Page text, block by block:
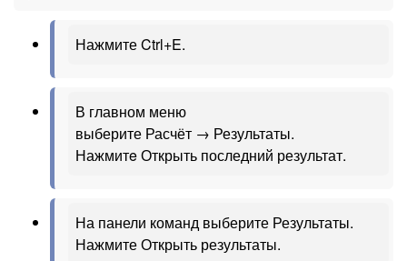
Нажмите Ctrl+E.
В главном меню
выберите Расчёт → Результаты.
Нажмитe Открыть последний результат.
На панели команд выберите Результаты.
Нажмите Открыть результаты.